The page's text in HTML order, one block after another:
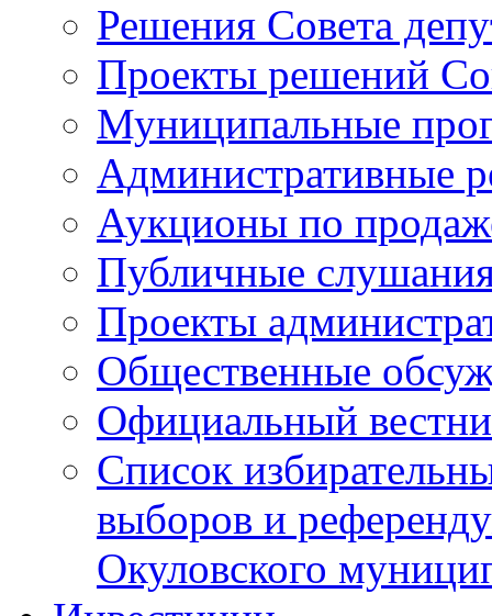
Решения Совета
Проекты решений
Муниципальные
Административные
Аукционы по
Публичные
Проекты
Общественные
Официальный
Список
выборов и
Окуловского